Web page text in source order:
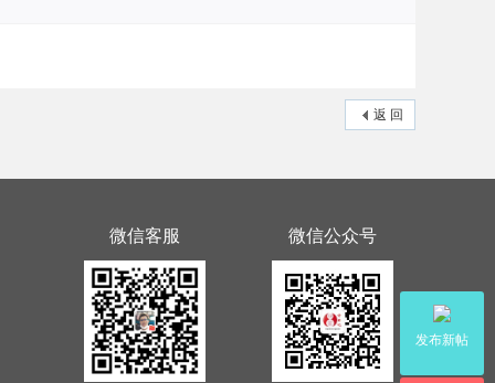
返 回
发布新帖
微信客服 微信公众号